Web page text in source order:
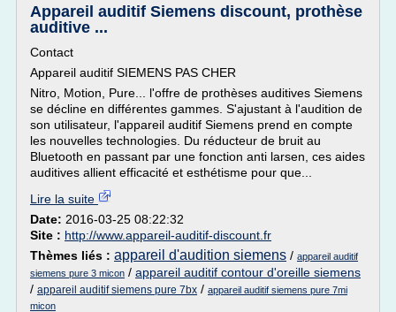
Appareil auditif Siemens discount, prothèse
auditive ...
Contact
Appareil auditif SIEMENS PAS CHER
Nitro, Motion, Pure... l'offre de prothèses auditives Siemens
se décline en différentes gammes. S'ajustant à l'audition de
son utilisateur, l'appareil auditif Siemens prend en compte
les nouvelles technologies. Du réducteur de bruit au
Bluetooth en passant par une fonction anti larsen, ces aides
auditives allient efficacité et esthétisme pour que...
Lire la suite
Date: 2016-03-25 08:22:32
Site : http://www.appareil-auditif-discount.fr
Thèmes liés : appareil d'audition siemens / appareil auditif
siemens pure 3 micon / appareil auditif contour d'oreille siemens
/ appareil auditif siemens pure 7bx / appareil auditif siemens pure 7mi
micon